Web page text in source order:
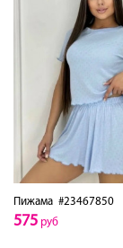
Пижама #23467850
575 руб